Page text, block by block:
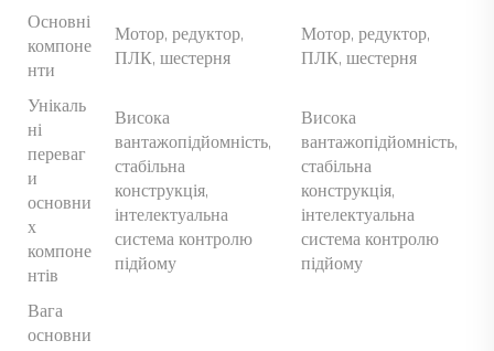
Основні
компоне
нти
Мотор, редуктор,
ПЛК, шестерня
Мотор, редуктор,
ПЛК, шестерня
Унікаль
ні
переваг
и
основни
х
компоне
нтів
Висока
вантажопідйомність,
стабільна
конструкція,
інтелектуальна
система контролю
підйому
Висока
вантажопідйомність,
стабільна
конструкція,
інтелектуальна
система контролю
підйому
Вага
основни